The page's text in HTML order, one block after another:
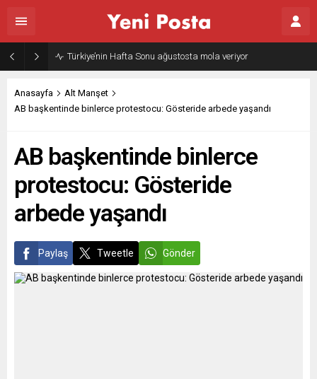
Gazze’nin geleceği: Teknokratik kontrol mü, kolonializm mi?
Anasayfa
Alt Manşet
AB başkentinde binlerce protestocu: Gösteride arbede yaşandı
AB başkentinde binlerce
protestocu: Gösteride
arbede yaşandı
Paylaş Tweetle Gönder